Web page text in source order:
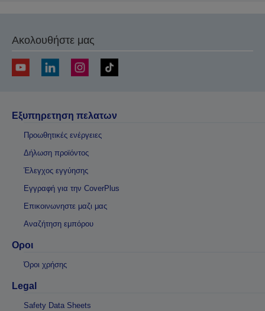
Ακολουθήστε μας
Εξυπηρετηση πελατων
Προωθητικές ενέργειες
Δήλωση προϊόντος
Έλεγχος εγγύησης
Εγγραφή για την CoverPlus
Επικοινωνηστε μαζι μας
Αναζήτηση εμπόρου
Οροι
Όροι χρήσης
Legal
Safety Data Sheets